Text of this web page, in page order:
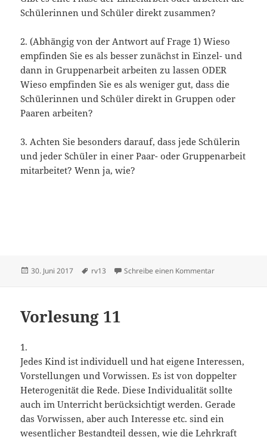
Schülerinnen und Schüler direkt zusammen?
2. (Abhängig von der Antwort auf Frage 1) Wieso
empfinden Sie es als besser zunächst in Einzel- und
dann in Gruppenarbeit arbeiten zu lassen ODER
Wieso empfinden Sie es als weniger gut, dass die
Schülerinnen und Schüler direkt in Gruppen oder
Paaren arbeiten?
3. Achten Sie besonders darauf, dass jede Schülerin
und jeder Schüler in einer Paar- oder Gruppenarbeit
mitarbeitet? Wenn ja, wie?
Veröffentlicht
30. Juni 2017 Schlagwörter
rv13 Schreibe einen Kommentarzu Vorlesung 13
Vorlesung 11
1.
Jedes Kind ist individuell und hat eigene Interessen,
Vorstellungen und Vorwissen. Es ist von doppelter
Heterogenität die Rede. Diese Individualität sollte
auch im Unterricht berücksichtigt werden. Gerade
das Vorwissen, aber auch Interesse etc. sind ein
wesentlicher Bestandteil dessen, wie die Lehrkraft